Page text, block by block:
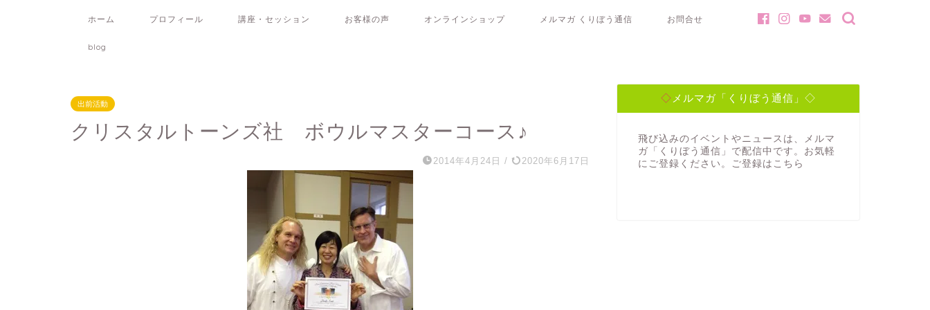
ホーム プロフィール 講座・セッション お客様の声 オンラインショップ メルマガ くりぼう通信 お問合せ
blog
出前活動
クリスタルトーンズ社 ボウルマスターコース♪
2014年4月24日 / 2020年6月17日
◇メルマガ「くりぼう通信」◇
飛び込みのイベントやニュースは、メルマ
ガ「くりぼう通信」で配信中です。お気軽
にご登録ください。ご登録は こちら